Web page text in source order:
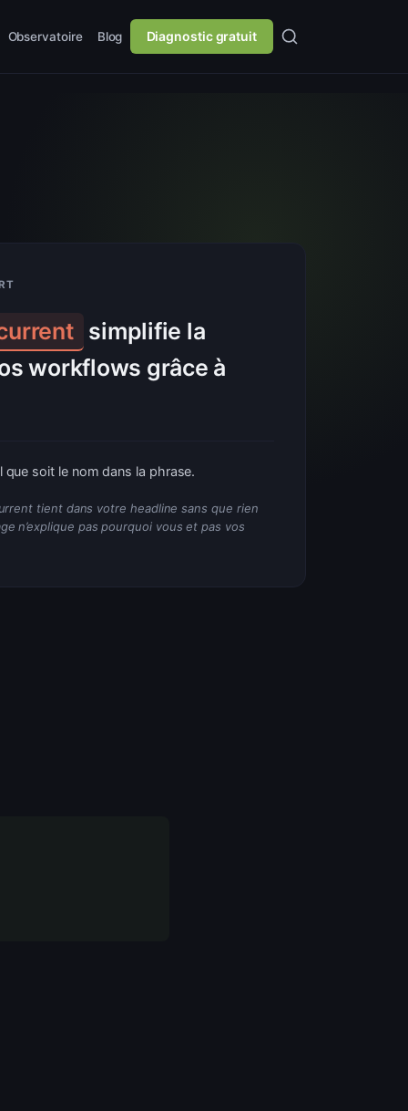
Observatoire Blog Diagnostic gratuit
vous ne connaissez
que soit le nom dans la phrase.